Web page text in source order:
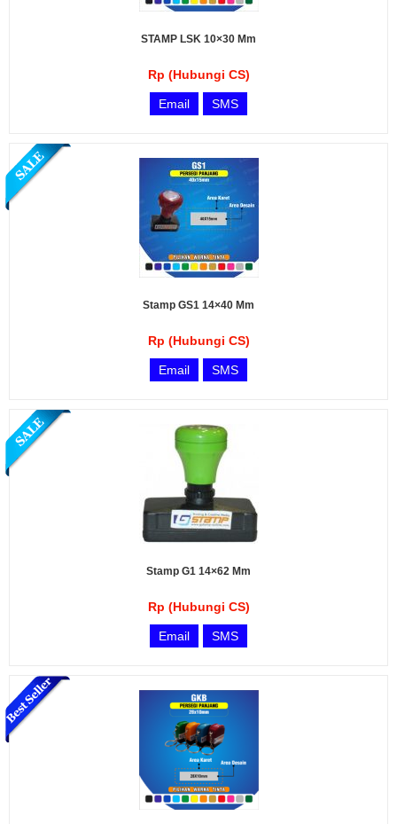
STAMP LSK 10×30 Mm
Rp (Hubungi CS)
Email SMS
Stamp GS1 14×40 Mm
Rp (Hubungi CS)
Email SMS
Stamp G1 14×62 Mm
Rp (Hubungi CS)
Email SMS